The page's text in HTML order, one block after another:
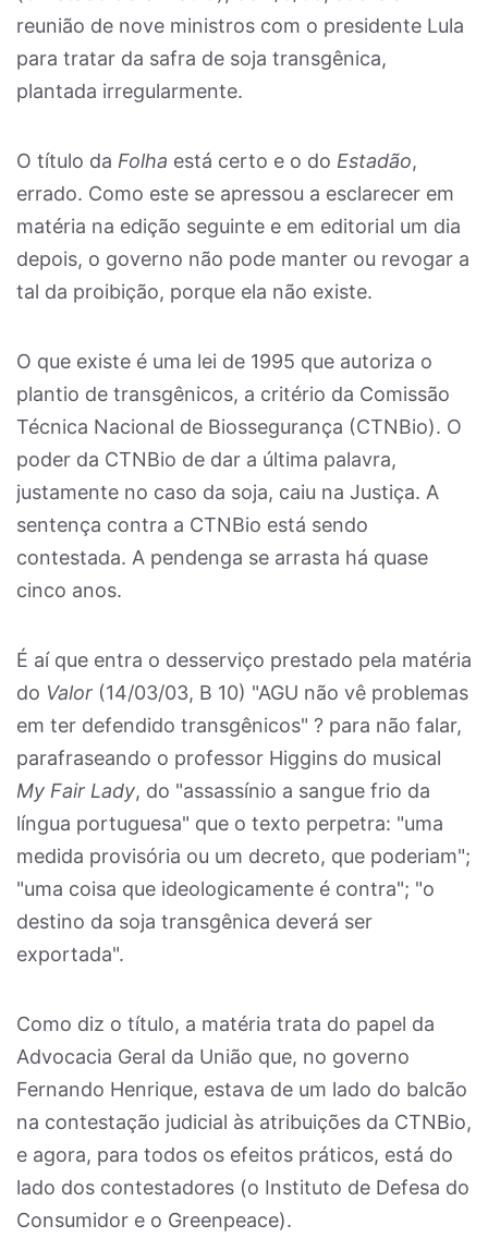
reunião de nove ministros com o presidente Lula
para tratar da safra de soja transgênica,
plantada irregularmente.
O título da Folha está certo e o do Estadão,
errado. Como este se apressou a esclarecer em
matéria na edição seguinte e em editorial um dia
depois, o governo não pode manter ou revogar a
tal da proibição, porque ela não existe.
O que existe é uma lei de 1995 que autoriza o
plantio de transgênicos, a critério da Comissão
Técnica Nacional de Biossegurança (CTNBio). O
poder da CTNBio de dar a última palavra,
justamente no caso da soja, caiu na Justiça. A
sentença contra a CTNBio está sendo
contestada. A pendenga se arrasta há quase
cinco anos.
É aí que entra o desserviço prestado pela matéria
do Valor (14/03/03, B 10) "AGU não vê problemas
em ter defendido transgênicos" ? para não falar,
parafraseando o professor Higgins do musical
My Fair Lady, do "assassínio a sangue frio da
língua portuguesa" que o texto perpetra: "uma
medida provisória ou um decreto, que poderiam";
"uma coisa que ideologicamente é contra"; "o
destino da soja transgênica deverá ser
exportada".
Como diz o título, a matéria trata do papel da
Advocacia Geral da União que, no governo
Fernando Henrique, estava de um lado do balcão
na contestação judicial às atribuições da CTNBio,
e agora, para todos os efeitos práticos, está do
lado dos contestadores (o Instituto de Defesa do
Consumidor e o Greenpeace).